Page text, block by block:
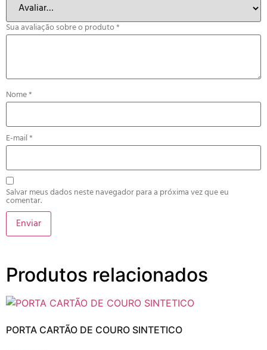
Sua avaliação sobre o produto*
Nome*
E-mail*
Salvar meus dados neste navegador para a próxima vez que eu
comentar.
Produtos relacionados
PORTA CARTÃO DE COURO SINTETICO